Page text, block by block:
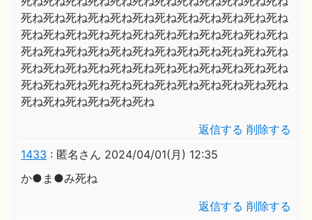
死ね死ね死ね死ね死ね死ね死ね死ね死ね死ね死ね死ね
死ね死ね死ね死ね死ね死ね死ね死ね死ね死ね死ね死ね
死ね死ね死ね死ね死ね死ね死ね死ね死ね死ね死ね死ね
死ね死ね死ね死ね死ね死ね死ね死ね死ね死ね死ね死ね
死ね死ね死ね死ね死ね死ね死ね死ね死ね死ね死ね死ね
死ね死ね死ね死ね死ね死ね
返信する 削除する
1433 : 匿名さん 2024/04/01(月) 12:35
か●ま●み死ね
返信する 削除する